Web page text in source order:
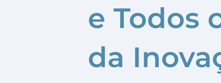
e Todos
da